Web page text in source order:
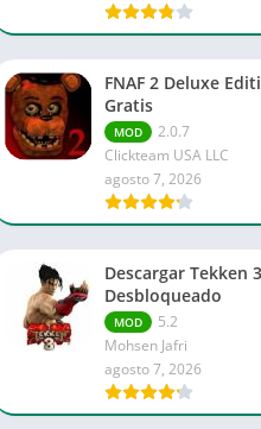
FNAF 2 Deluxe
Gratis
MOD
2.0.7
Clickteam USA LLC
agosto 7, 2026
Descargar Tekken
Desbloqueado
MOD
5.2
Mohsen Jafri
agosto 7, 2026